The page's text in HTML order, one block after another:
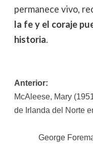
permanece vivo,
la fe y el coraje
historia.
Navegación
de
Anterior:
McAleese, Mary
de Irlanda del Norte
George